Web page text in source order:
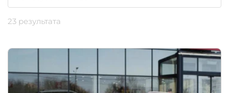
23 результата